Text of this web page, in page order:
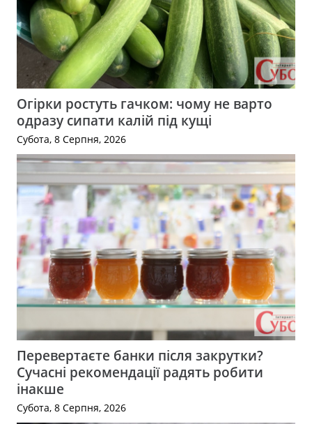
Огірки ростуть гачком: чому не варто
одразу сипати калій під кущі
Субота, 8 Серпня, 2026
Перевертаєте банки після закрутки?
Сучасні рекомендації радять робити
інакше
Субота, 8 Серпня, 2026